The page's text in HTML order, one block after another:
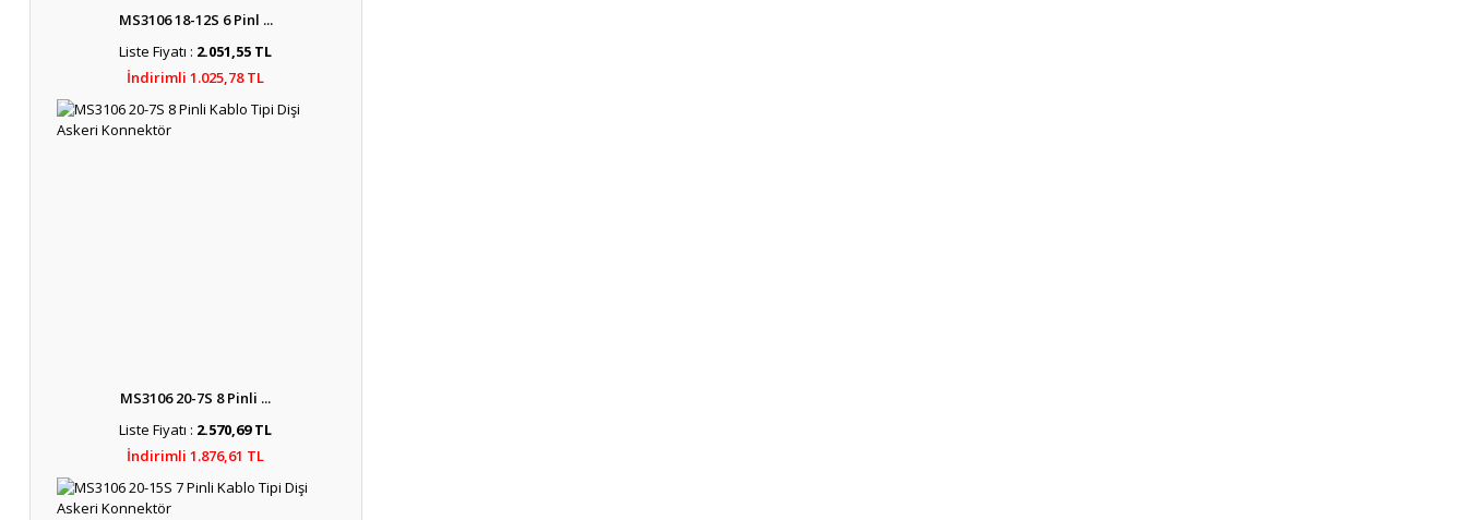
MS3106 18-12S 6 Pinl ...
Liste Fiyatı : 2.051,55 TL
İndirimli 1.025,78 TL
MS3106 20-7S 8 Pinli ...
Liste Fiyatı : 2.570,69 TL
İndirimli 1.876,61 TL